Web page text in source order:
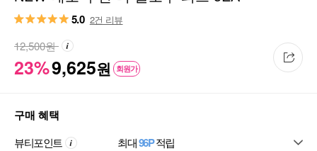
5.0 2건 리뷰
23%9,625원 회원가
12,500원
구매 혜택
뷰티포인트 최대96P적립